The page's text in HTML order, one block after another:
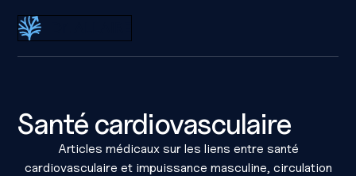
Dr Éric Allaire
Santé cardiovasculaire
Articles médicaux sur les liens entre santé
cardiovasculaire et impuissance masculine, circulation